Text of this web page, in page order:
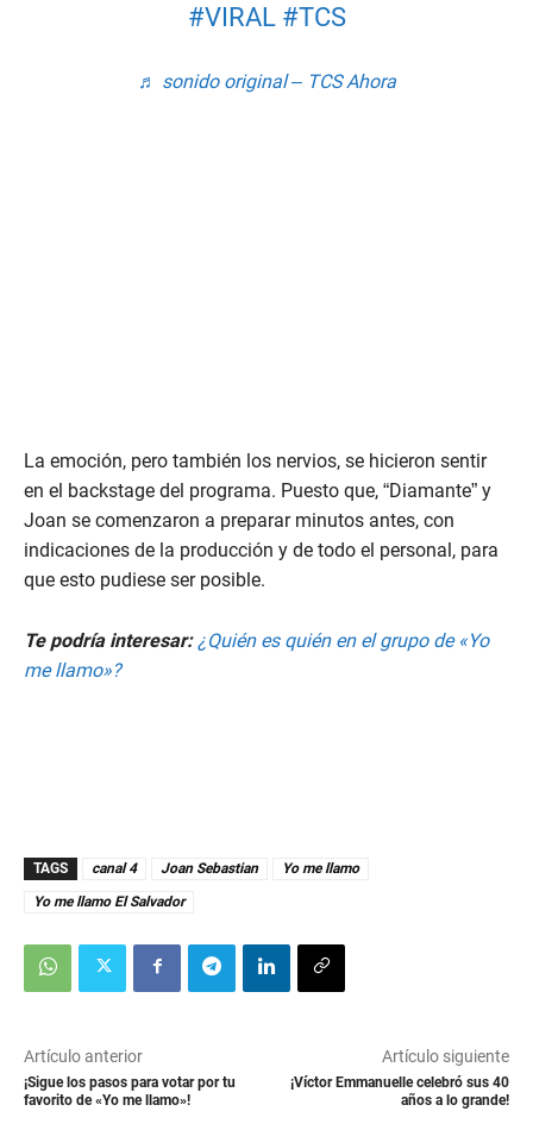
#VIRAL #TCS
♬ sonido original – TCS Ahora
La emoción, pero también los nervios, se hicieron sentir
en el backstage del programa. Puesto que, “Diamante” y
Joan se comenzaron a preparar minutos antes, con
indicaciones de la producción y de todo el personal, para
que esto pudiese ser posible.
Te podría interesar: ¿Quién es quién en el grupo de «Yo
me llamo»?
TAGS canal 4 Joan Sebastian
Yo me llamo
Yo me llamo El Salvador
Artículo anterior
¡Sigue los pasos para votar por tu
favorito de «Yo me llamo»!
Artículo siguiente
¡Víctor Emmanuelle celebró sus 40
años a lo grande!